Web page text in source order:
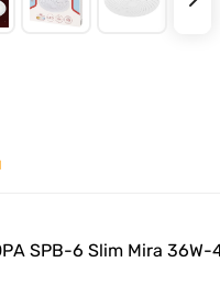
SPB-6 Slim Mira